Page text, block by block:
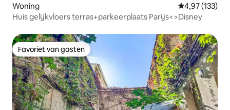
Woning Gemiddelde
4,97 (133)
Huis gelijkvloers terras+parkeerplaats Parijs<>Disney
Favoriet van gasten
Favoriet van gasten